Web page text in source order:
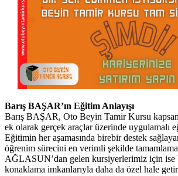
Barış BAŞAR’ın Eğitim Anlayışı
Barış BAŞAR, Oto Beyin Tamir Kursu
ek olarak gerçek araçlar üzerinde uygulamalı
Eğitimin her aşamasında birebir destek
öğrenim sürecini en verimli şekilde
AĞLASUN’dan gelen kursiyerlerimiz için ise
konaklama imkanlarıyla daha da özel hale